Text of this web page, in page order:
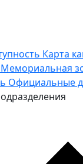
Карта
Мемориальная
Официальные